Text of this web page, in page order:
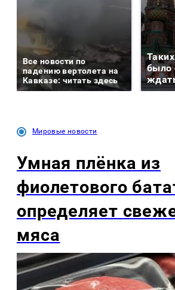
Все новости по
падению вертолета на
Кавказе: читать здесь
было
Мировые новости
Умная плёнка из
фиолетового
определяет
мяса